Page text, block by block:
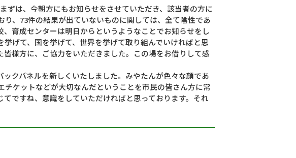
ずは、今朝方にもお知らせをさせていただき、該当者の方に
、73件の結果が出ていないものに関しては、全て陰性であ
育成センターは明日からというようなことでお知らせをし
げて、国を挙げて、世界を挙げて取り組んでいければと思
様方に、ご協力をいただきました。この場をお借りして感
クパネルを新しくいたしました。みやたんが色々な顔であ
ケットなどが大切なんだということを市民の皆さん方に常
ですね、意識をしていただければと思っております。それ